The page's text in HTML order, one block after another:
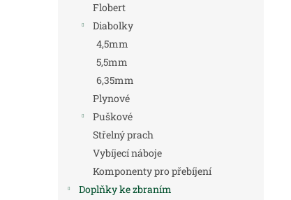
Flobert
Diabolky
4,5mm
5,5mm
6,35mm
Plynové
Puškové
Střelný prach
Vybíjecí náboje
Komponenty pro přebíjení
Doplňky ke zbraním